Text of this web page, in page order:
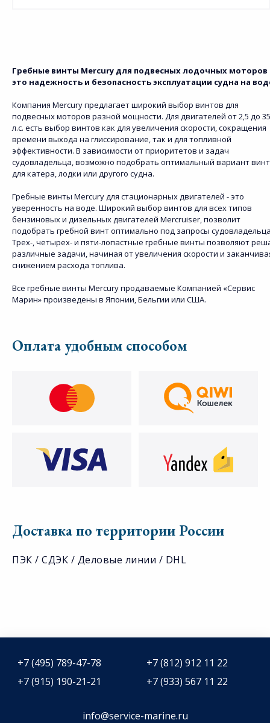
Гребные винты Mercury для подвесных лодочных моторов
это надежность и безопасность эксплуатации судна на
Компания Mercury предлагает широкий выбор винтов для
подвесных моторов разной мощности. Для двигателей от 2,5 до
л.с. есть выбор винтов как для увеличения скорости, сокращения
времени выхода на глиссирование, так и для топливной
эффективности. В зависимости от приоритетов и задач
судовладельца, возможно подобрать оптимальный вариант
для катера, лодки или другого судна.
Гребные винты Mercury для стационарных двигателей - это
уверенность на воде. Широкий выбор винтов для всех типов
бензиновых и дизельных двигателей Mercruiser, позволит
подобрать гребной винт оптимально под запросы
Трех-, четырех- и пяти-лопастные гребные винты позволяют
различные задачи, начиная от увеличения скорости и
снижением расхода топлива.
Все гребные винты Mercury продаваемые Компанией «Сервис
Марин» произведены в Японии, Бельгии или США.
Оплата удобным способом
Доставка по территории России
ПЭК / СДЭК / Деловые линии / DHL
+7 (495) 789-47-78
+7 (812) 912 11 22
+7 (915) 190-21-21
+7 (933) 567 11 22
info@service-marine.ru​​